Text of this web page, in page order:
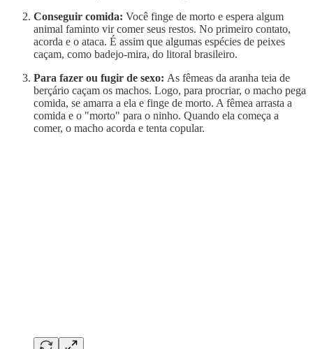
Conseguir comida: Você finge de morto e espera algum
animal faminto vir comer seus restos. No primeiro contato,
acorda e o ataca. É assim que algumas espécies de peixes
caçam, como badejo-mira, do litoral brasileiro.
Para fazer ou fugir de sexo: As fêmeas da aranha teia de
berçário caçam os machos. Logo, para procriar, o macho pega
comida, se amarra a ela e finge de morto. A fêmea arrasta a
comida e o "morto" para o ninho. Quando ela começa a
comer, o macho acorda e tenta copular.